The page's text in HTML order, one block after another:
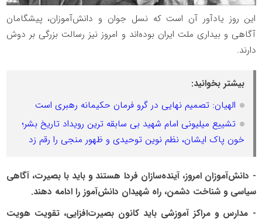
این روز یادآور آن است که نسل جوان و دانش‌آموزان، پیشگامان
آگاهی و بیداری ملت ایران بوده‌اند و امروز نیز رسالت بزرگی بر دوش
دارند.
بیشتر بخوانید:
الهیان: تصمیم نهایی در گرو فرمان حکیمانه رهبری است
تشییع میلیونی امام شهید بی سابقه ترین رویداد تاریخ بشر؛
خون پاک ایشان، نظم نوین توحیدی و ظهور منجی را رقم زد
- دانش‌آموزان امروز، آینده‌سازان فردا هستند و باید با بصیرت، آگاهی
سیاسی و شناخت دشمن، راه شهیدان دانش‌آموز را ادامه دهند.
- مدارس و مراکز آموزشی باید کانون بصیرت‌افزایی، تقویت هویت